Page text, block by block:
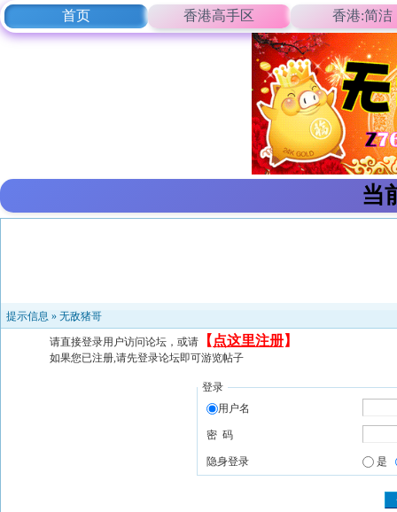
首页 香港高手区 香港:简洁
当
提示信息 » 无敌猪哥
请直接登录用户访问论坛，或请 【 点这里注册】
如果您已注册,请先登录论坛即可游览帖子
登录
用户名
密 码
隐身登录 是